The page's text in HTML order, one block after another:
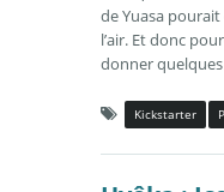
de Yuasa pourait
l’air. Et donc
donner
Kickstarter